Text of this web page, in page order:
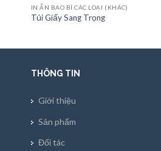
IN ẤN BAO BÌ CÁC LOẠI (KHÁC)
Túi Giấy Sang Trọng
THÔNG TIN
Giới thiệu
Sản phẩm
Đối tác